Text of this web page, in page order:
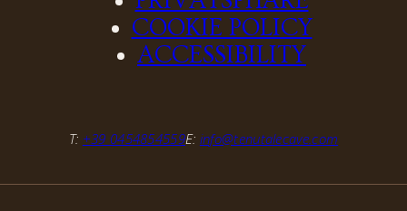
COOKIE POLICY
ACCESSIBILITY
T: +39 0454854559E: info@tenutalecave.com